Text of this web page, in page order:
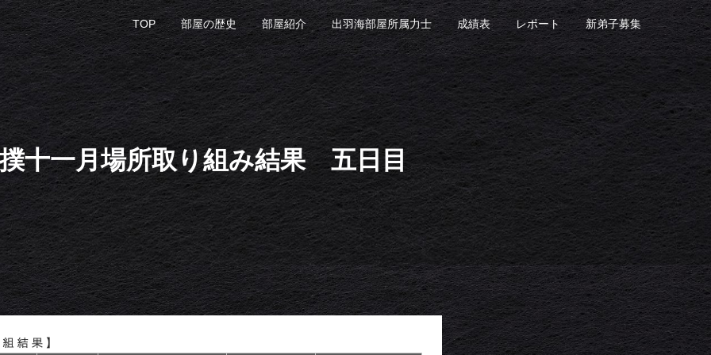
TOP 部屋の歴史 部屋紹介 出羽海部屋所属力士 成績表 レポート 新弟子募集
十一月場所取り組み結果 五日目